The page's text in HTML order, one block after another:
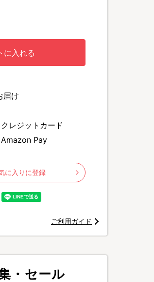
に入れる
届け
クレジットカード
Amazon Pay
に入りに登録
ご利用ガイド
・セール